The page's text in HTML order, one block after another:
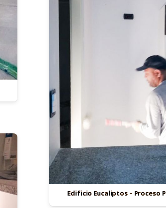
Edificio Eucaliptos – Proceso